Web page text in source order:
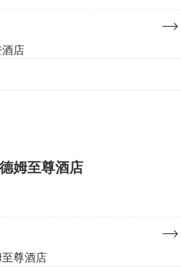
，独特的三塔楼外观设计，使每一
佳的景观。酒...
姆至尊酒店